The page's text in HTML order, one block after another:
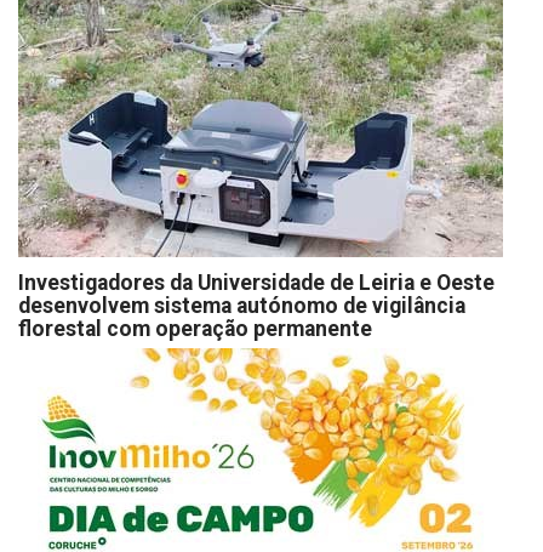
Investigadores da Universidade de Leiria e Oeste
desenvolvem sistema autónomo de vigilância
florestal com operação permanente